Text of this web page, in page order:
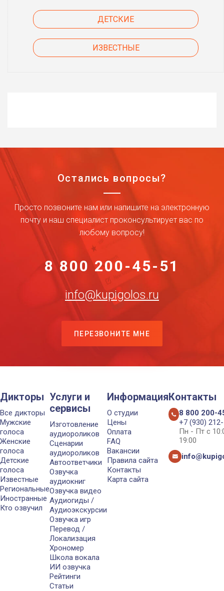
ДЕТСКИЕ
ИЗВЕСТНЫЕ
Остались вопросы?
Просто позвоните нам или напишите на электронную
почту и наш специалист проконсультирует вас по
любому вопросу!
8 800 200-45-51
info@kupigolos.ru
ПЕРЕЗВОНИТЕ МНЕ
Дикторы
Все дикторы
Мужские
голоса
Женские
голоса
Детские
голоса
Известные
Региональные
Иностранные
Кто озвучил
Услуги и
сервисы
Изготовление
аудиороликов
Сценарии
аудиороликов
Автоответчики
Озвучка
аудиокниг
Озвучка видео
Аудиогиды /
Аудиоэкскурсии
Озвучка игр
Перевод /
Локализация
Хрономер
Школа вокала
ИИ озвучка
Рейтинги
Статьи
Информация
О студии
Цены
Оплата
FAQ
Вакансии
Правила сайта
Контакты
Карта сайта
Контакты
8 800 200-
+7 (930)
Пн - Пт с
19:00